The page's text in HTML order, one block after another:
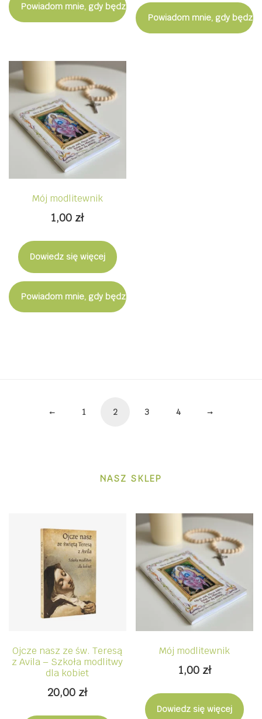
Powiadom mnie, gdy będzie dostępny
Powiadom mnie, gdy
Mój modlitewnik
1,00 zł
Dowiedz się więcej
Powiadom mnie, gdy będzie dostępny
Stronicowanie
← 1 2 3 4 →
NASZ SKLEP
Ojcze nasz ze św. Teresą
z Avila – Szkoła modlitwy
dla kobiet
20,00 zł
Mój modlitewnik
1,00 zł
Dowiedz się więcej